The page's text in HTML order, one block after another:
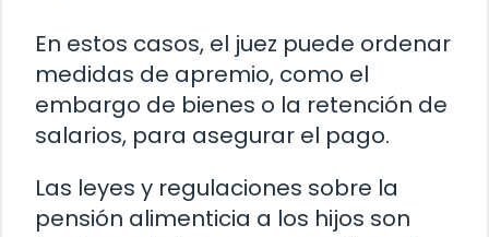
En estos casos, el juez puede ordenar
medidas de apremio, como el
embargo de bienes o la retención de
salarios, para asegurar el pago.
Las leyes y regulaciones sobre la
pensión alimenticia a los hijos son